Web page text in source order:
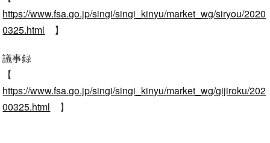
https://www.fsa.go.jp/singi/singi_kinyu/market_wg/siryou/2020
0325.html 】
議事録
【
https://www.fsa.go.jp/singi/singi_kinyu/market_wg/gijiroku/202
00325.html 】